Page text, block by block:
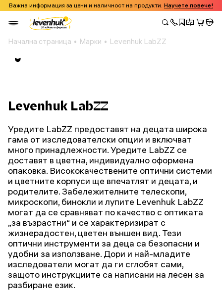
Важна информация за цени и наличност на продукти. Научете повече!
Начална страница Марки Levenhuk LabZZ
Levenhuk LabZZ
Уредите LabZZ предоставят на децата широка
гама от изследователски опции и включват
много принадлежности. Уредите LabZZ се
доставят в цветна, индивидуално оформена
опаковка. Висококачествените оптични системи
и цветните корпуси ще впечатлят и децата, и
родителите. Забележителните телескопи,
микроскопи, бинокли и лупите Levenhuk LabZZ
могат да се сравняват по качество с оптиката
„за възрастни“ и се характеризират с
жизнерадостен, цветен външен вид. Тези
оптични инструменти за деца са безопасни и
удобни за използване. Дори и най-младите
изследователи могат да ги сглобят сами,
защото инструкциите са написани на лесен за
разбиране език.